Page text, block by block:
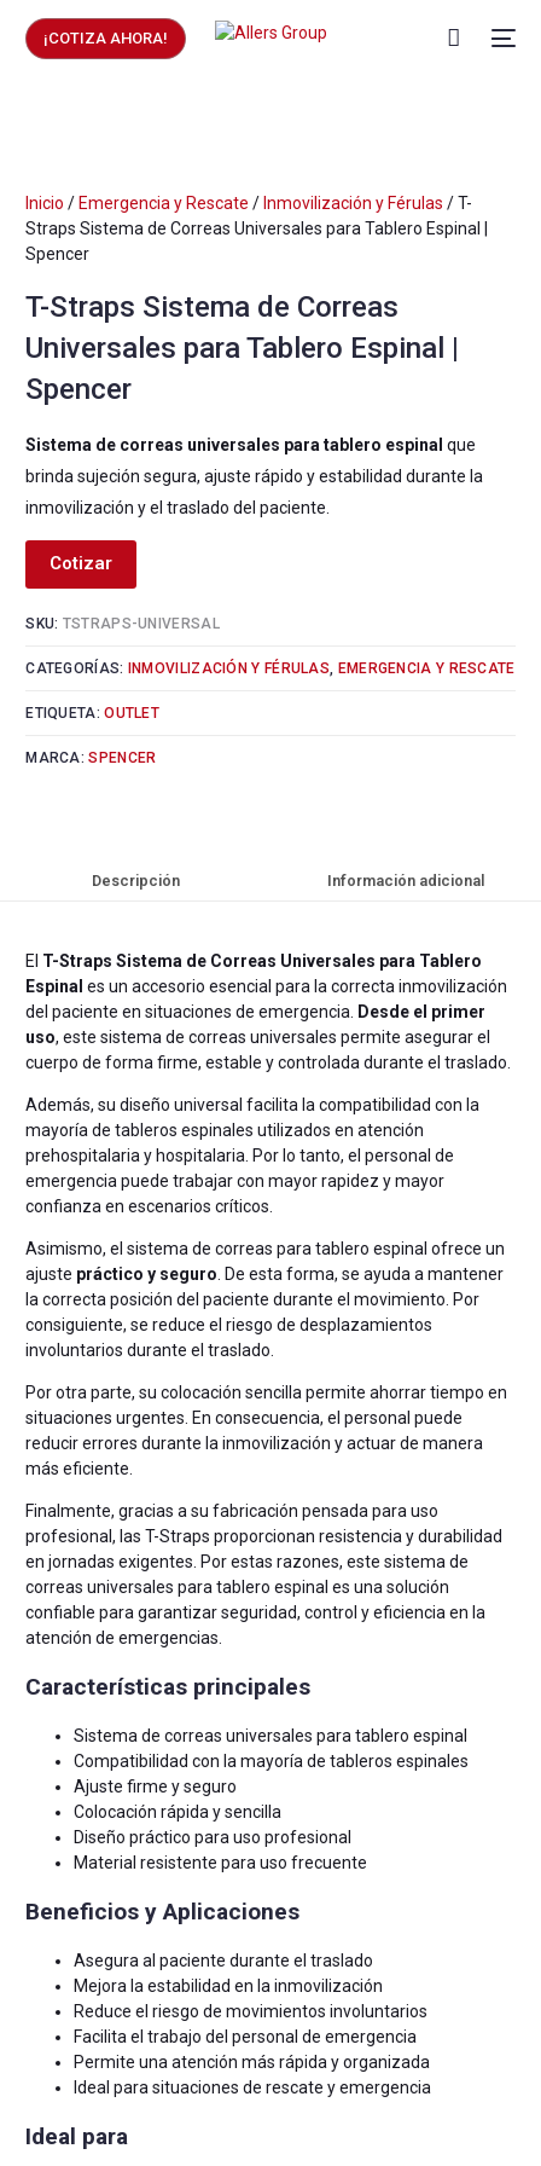
¡COTIZA AHORA!
Inicio / Emergencia y Rescate / Inmovilización y Férulas / T-
Straps Sistema de Correas Universales para Tablero Espinal |
Spencer
T-Straps Sistema de Correas
Universales para Tablero Espinal |
Spencer
Sistema de correas universales para tablero espinal que
brinda sujeción segura, ajuste rápido y estabilidad durante la
inmovilización y el traslado del paciente.
Cotizar
SKU: TSTRAPS-UNIVERSAL
CATEGORÍAS: INMOVILIZACIÓN Y FÉRULAS, EMERGENCIA Y RESCATE
ETIQUETA:OUTLET
MARCA:SPENCER
Descripción Información adicional
El T-Straps Sistema de Correas Universales para Tablero
Espinal es un accesorio esencial para la correcta inmovilización
del paciente en situaciones de emergencia. Desde el primer
uso, este sistema de correas universales permite asegurar el
cuerpo de forma firme, estable y controlada durante el traslado.
Además, su diseño universal facilita la compatibilidad con la
mayoría de tableros espinales utilizados en atención
prehospitalaria y hospitalaria. Por lo tanto, el personal de
emergencia puede trabajar con mayor rapidez y mayor
confianza en escenarios críticos.
Asimismo, el sistema de correas para tablero espinal ofrece un
ajuste práctico y seguro . De esta forma, se ayuda a mantener
la correcta posición del paciente durante el movimiento. Por
consiguiente, se reduce el riesgo de desplazamientos
involuntarios durante el traslado.
Por otra parte, su colocación sencilla permite ahorrar tiempo en
situaciones urgentes. En consecuencia, el personal puede
reducir errores durante la inmovilización y actuar de manera
más eficiente.
Finalmente, gracias a su fabricación pensada para uso
profesional, las T-Straps proporcionan resistencia y durabilidad
en jornadas exigentes. Por estas razones, este sistema de
correas universales para tablero espinal es una solución
confiable para garantizar seguridad, control y eficiencia en la
atención de emergencias.
Características principales
Sistema de correas universales para tablero espinal
Compatibilidad con la mayoría de tableros espinales
Ajuste firme y seguro
Colocación rápida y sencilla
Diseño práctico para uso profesional
Material resistente para uso frecuente
Beneficios y Aplicaciones
Asegura al paciente durante el traslado
Mejora la estabilidad en la inmovilización
Reduce el riesgo de movimientos involuntarios
Facilita el trabajo del personal de emergencia
Permite una atención más rápida y organizada
Ideal para situaciones de rescate y emergencia
Ideal para